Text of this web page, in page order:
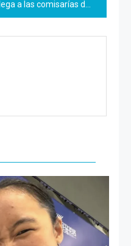
a las comisarías de OBR